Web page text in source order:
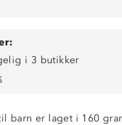
i 3 butikker
barn er laget i 160